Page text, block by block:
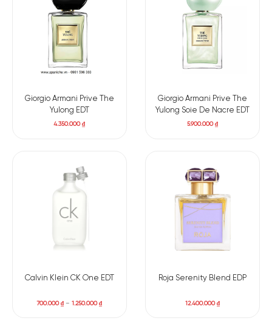
nhẹ nhàng tỏa hương,
Kilian Imperial Tea EDPvẫn khiến bao
con tim say mê nước hoa phải xiêu lòng. Tách trà hảo hạng
mà Kilian mang đến là lựa chọn hoàn hảo cho những ngày
Xuân, Hạ và cả Thu. Khả năng lưu hương lên đến 12H đồng hồ,
Imperial Tea đảm bảo sẽ không khiến bạn phải thất vọng khi
Giorgio Armani Prive The
Yulong EDT
4.350.000₫
Giorgio Armani Prive The
Yulong Soie De Nacre EDT
5.900.000₫
Calvin Klein CK One EDT
700.000₫ –1.250.000₫
Roja Serenity Blend EDP
12.400.000₫